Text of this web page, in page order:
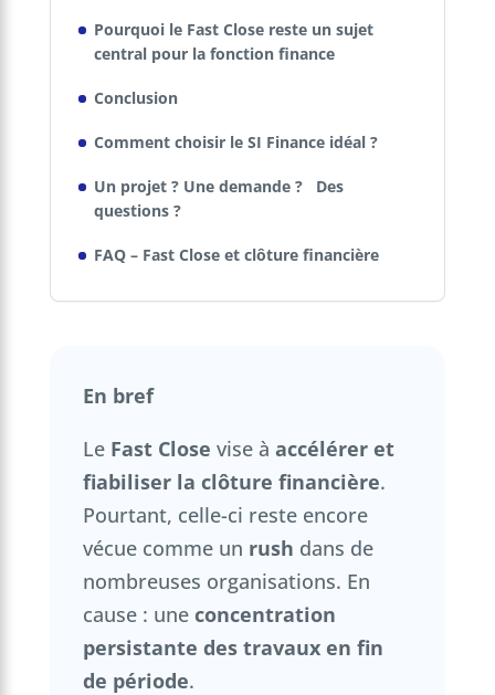
Pourquoi le Fast Close reste un sujet
central pour la fonction finance
Conclusion
Comment choisir le SI Finance idéal ?
Un projet ? Une demande ? Des
questions ?
FAQ – Fast Close et clôture financière
En bref
Le Fast Close vise à accélérer et
fiabiliser la clôture financière.
Pourtant, celle-ci reste encore
vécue comme un rush dans de
nombreuses organisations. En
cause : une concentration
persistante des travaux en fin
de période.